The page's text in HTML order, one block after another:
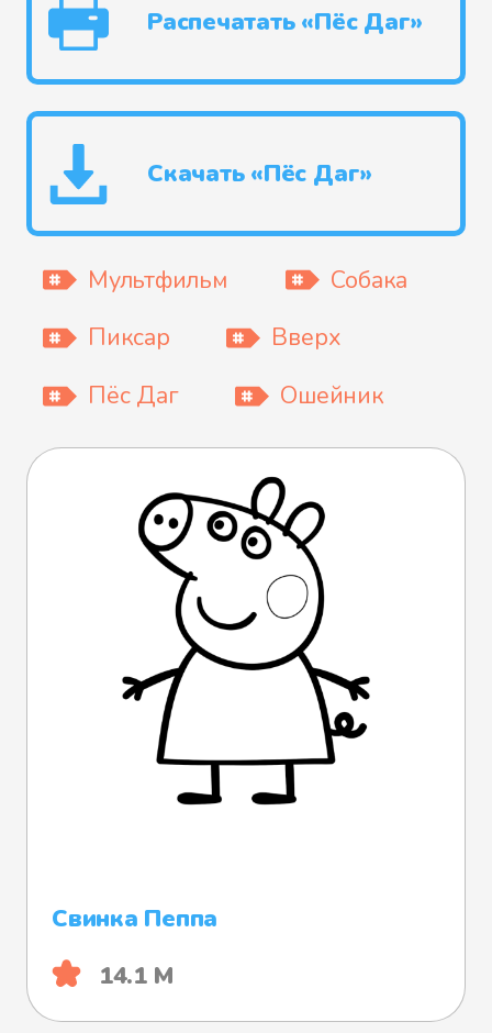
Распечатать «Пёс Даг»
Скачать «Пёс Даг»
Мультфильм
Собака
Пиксар
Вверх
Пёс Даг
Ошейник
Свинка Пеппа
14.1 М